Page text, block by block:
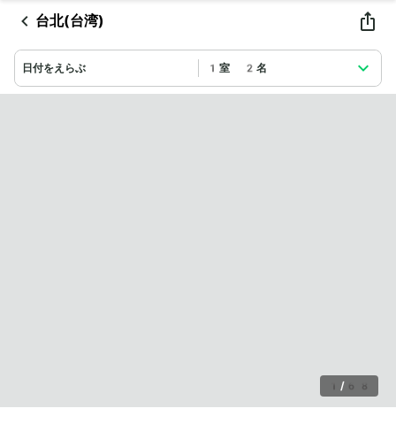
台北(台湾)
日付をえらぶ 1室 2名
1 / 68